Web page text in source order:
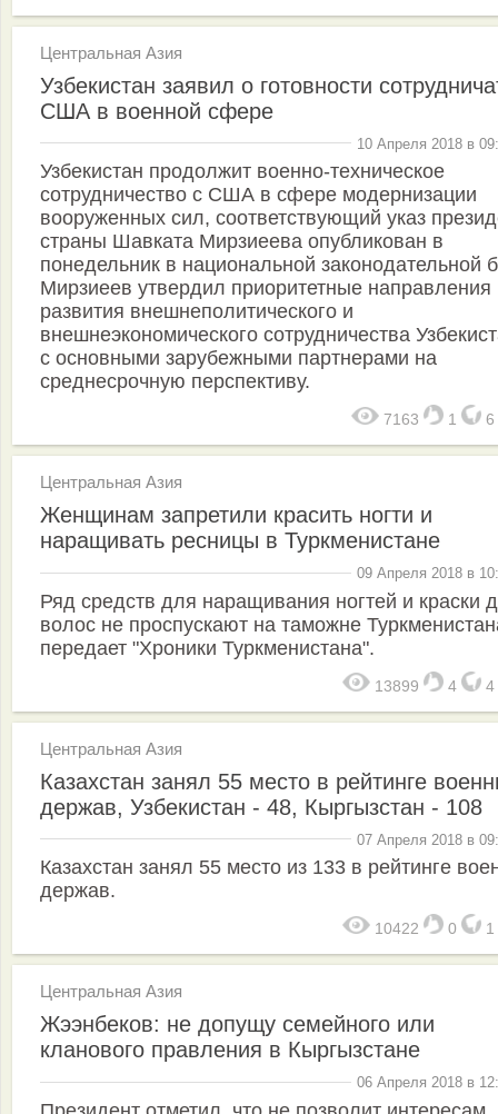
Центральная Азия
Узбекистан заявил о готовности
США в военной сфере
10 Апреля 2018 в
Узбекистан продолжит военно-техническое
сотрудничество с США в сфере модернизации
вооруженных сил, соответствующий указ
страны Шавката Мирзиеева опубликован в
понедельник в национальной законодательной
Мирзиеев утвердил приоритетные направления
развития внешнеполитического и
внешнеэкономического сотрудничества
с основными зарубежными партнерами на
среднесрочную перспективу.
7163 1 6
Центральная Азия
Женщинам запретили красить ногти и
наращивать ресницы в Туркменистане
09 Апреля 2018 в
Ряд средств для наращивания ногтей и краски
волос не проспускают на таможне
передает "Хроники Туркменистана".
13899 4 4
Центральная Азия
Казахстан занял 55 место в рейтинге
держав, Узбекистан - 48, Кыргызстан - 108
07 Апреля 2018 в
Казахстан занял 55 место из 133 в рейтинге
держав.
10422 0 1
Центральная Азия
Жээнбеков: не допущу семейного или
кланового правления в Кыргызстане
06 Апреля 2018 в